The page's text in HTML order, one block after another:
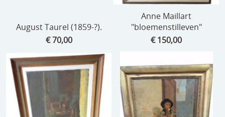
spiegels
tapijten
boeken
geschenkcheques
August Taurel (1859-?).
€ 70,00
Anne Maillart
"bloemenstilleven"
€ 150,00